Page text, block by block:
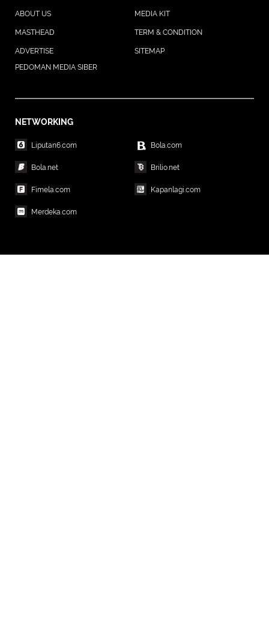
ABOUT US MEDIA KIT
MASTHEAD TERM & CONDITION
ADVERTISE
SITEMAP
PEDOMAN MEDIA SIBER
NETWORKING
Liputan6.com Bola.com
Bola.net Brilio.net
Fimela.com Kapanlagi.com
Merdeka.com